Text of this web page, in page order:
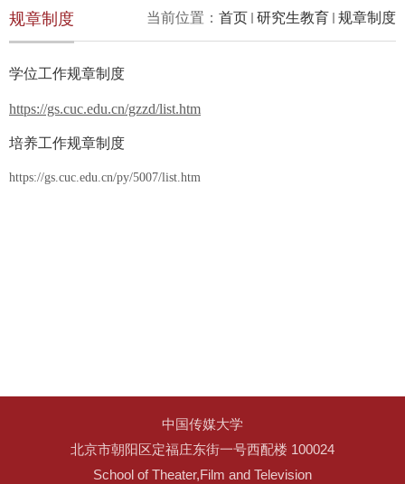
当前位置： 首页 研究生教育 规章制度
规章制度
学位工作规章制度
https://gs.cuc.edu.cn/gzzd/list.htm
培养工作规章制度
https://gs.cuc.edu.cn/py/5007/list.htm
中国传媒大学
北京市朝阳区定福庄东街一号西配楼 100024
School of Theater,Film and Television